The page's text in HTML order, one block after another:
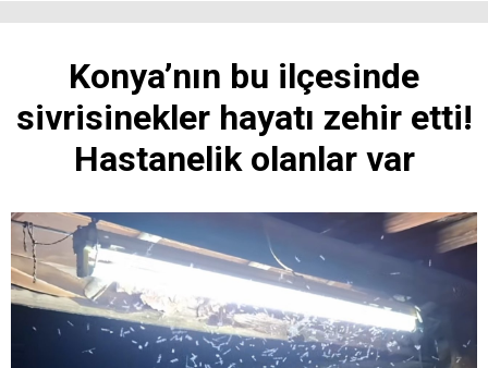
Konya’nın bu ilçesinde
sivrisinekler hayatı zehir etti!
Hastanelik olanlar var